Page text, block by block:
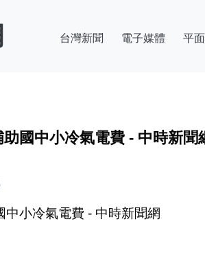
台灣新聞 電子媒體 平
國中小冷氣電費 - 中時新聞
小冷氣電費 - 中時新聞網